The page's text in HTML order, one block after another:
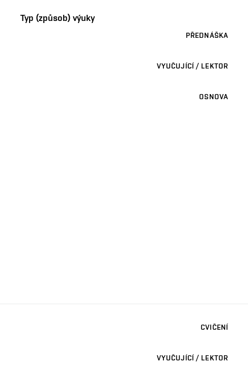
Typ (způsob) výuky
PŘEDNÁŠKA
VYUČUJÍCÍ / LEKTOR
OSNOVA
CVIČENÍ
VYUČUJÍCÍ / LEKTOR